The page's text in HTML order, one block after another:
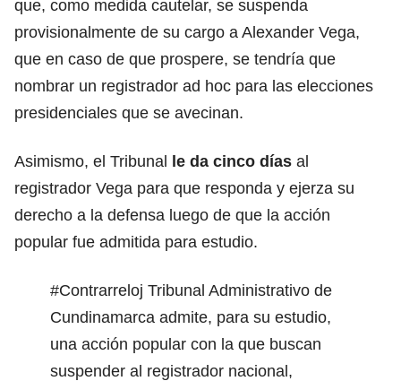
que, como medida cautelar, se suspenda
provisionalmente de su cargo a Alexander Vega,
que en caso de que prospere, se tendría que
nombrar un registrador ad hoc para las elecciones
presidenciales que se avecinan.
Asimismo, el Tribunal le da cinco días al
registrador Vega para que responda y ejerza su
derecho a la defensa luego de que la acción
popular fue admitida para estudio.
#Contrarreloj Tribunal Administrativo de
Cundinamarca admite, para su estudio,
una acción popular con la que buscan
suspender al registrador nacional,